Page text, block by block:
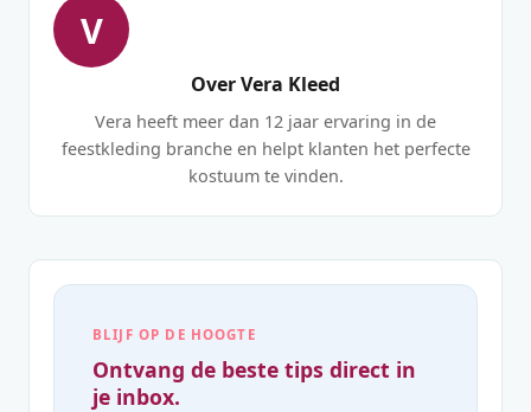
V
Over Vera Kleed
Vera heeft meer dan 12 jaar ervaring in de
feestkleding branche en helpt klanten het perfecte
kostuum te vinden.
BLIJF OP DE HOOGTE
Ontvang de beste tips direct in
je inbox.